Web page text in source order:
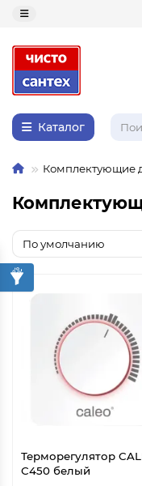
Каталог
Комплектующие
Терморегулятор
С450 белый